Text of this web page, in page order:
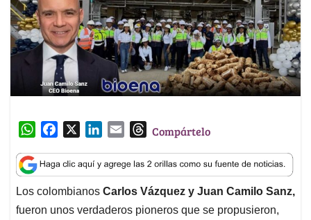
W
a
t
s
A
c
e
b
o
n
k
e
d
a
i
l
T
r
e
a
d
Compártelo
Los colombianos Carlos Vázquez y Juan Camilo Sanz,
fueron unos verdaderos pioneros que se propusieron,